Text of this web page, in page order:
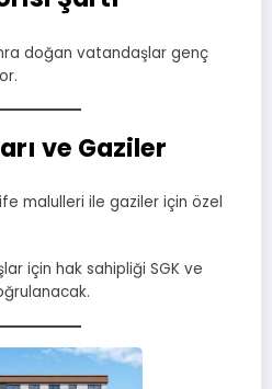
doğan vatandaşlar genç
ve Gaziler
malulleri ile gaziler için özel
için hak sahipliği SGK ve